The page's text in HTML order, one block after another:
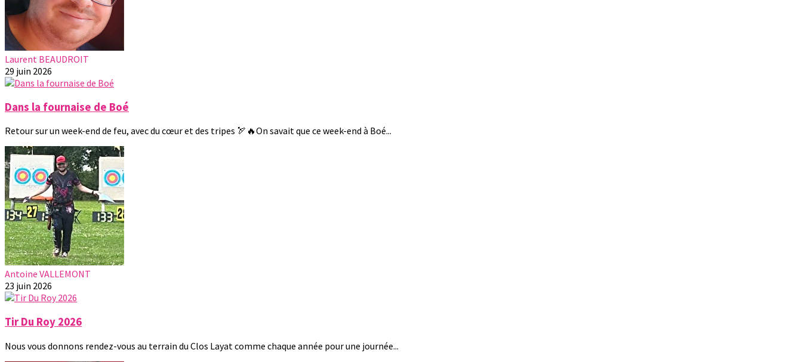
Laurent BEAUDROIT
29 juin 2026
Dans la fournaise de Boé
Retour sur un week-end de feu, avec du cœur et des tripes 🏹🔥On savait que ce week-end à Boé...
Antoine VALLEMONT
23 juin 2026
Tir Du Roy 2026
Nous vous donnons rendez-vous au terrain du Clos Layat comme chaque année pour une journée...